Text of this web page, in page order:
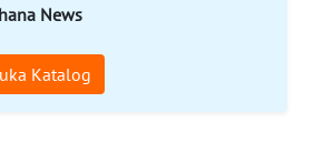
News
Katalog